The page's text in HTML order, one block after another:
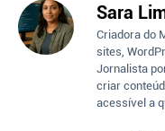
Sara
Criadora do
sites,
Jornalista
criar
acessível a